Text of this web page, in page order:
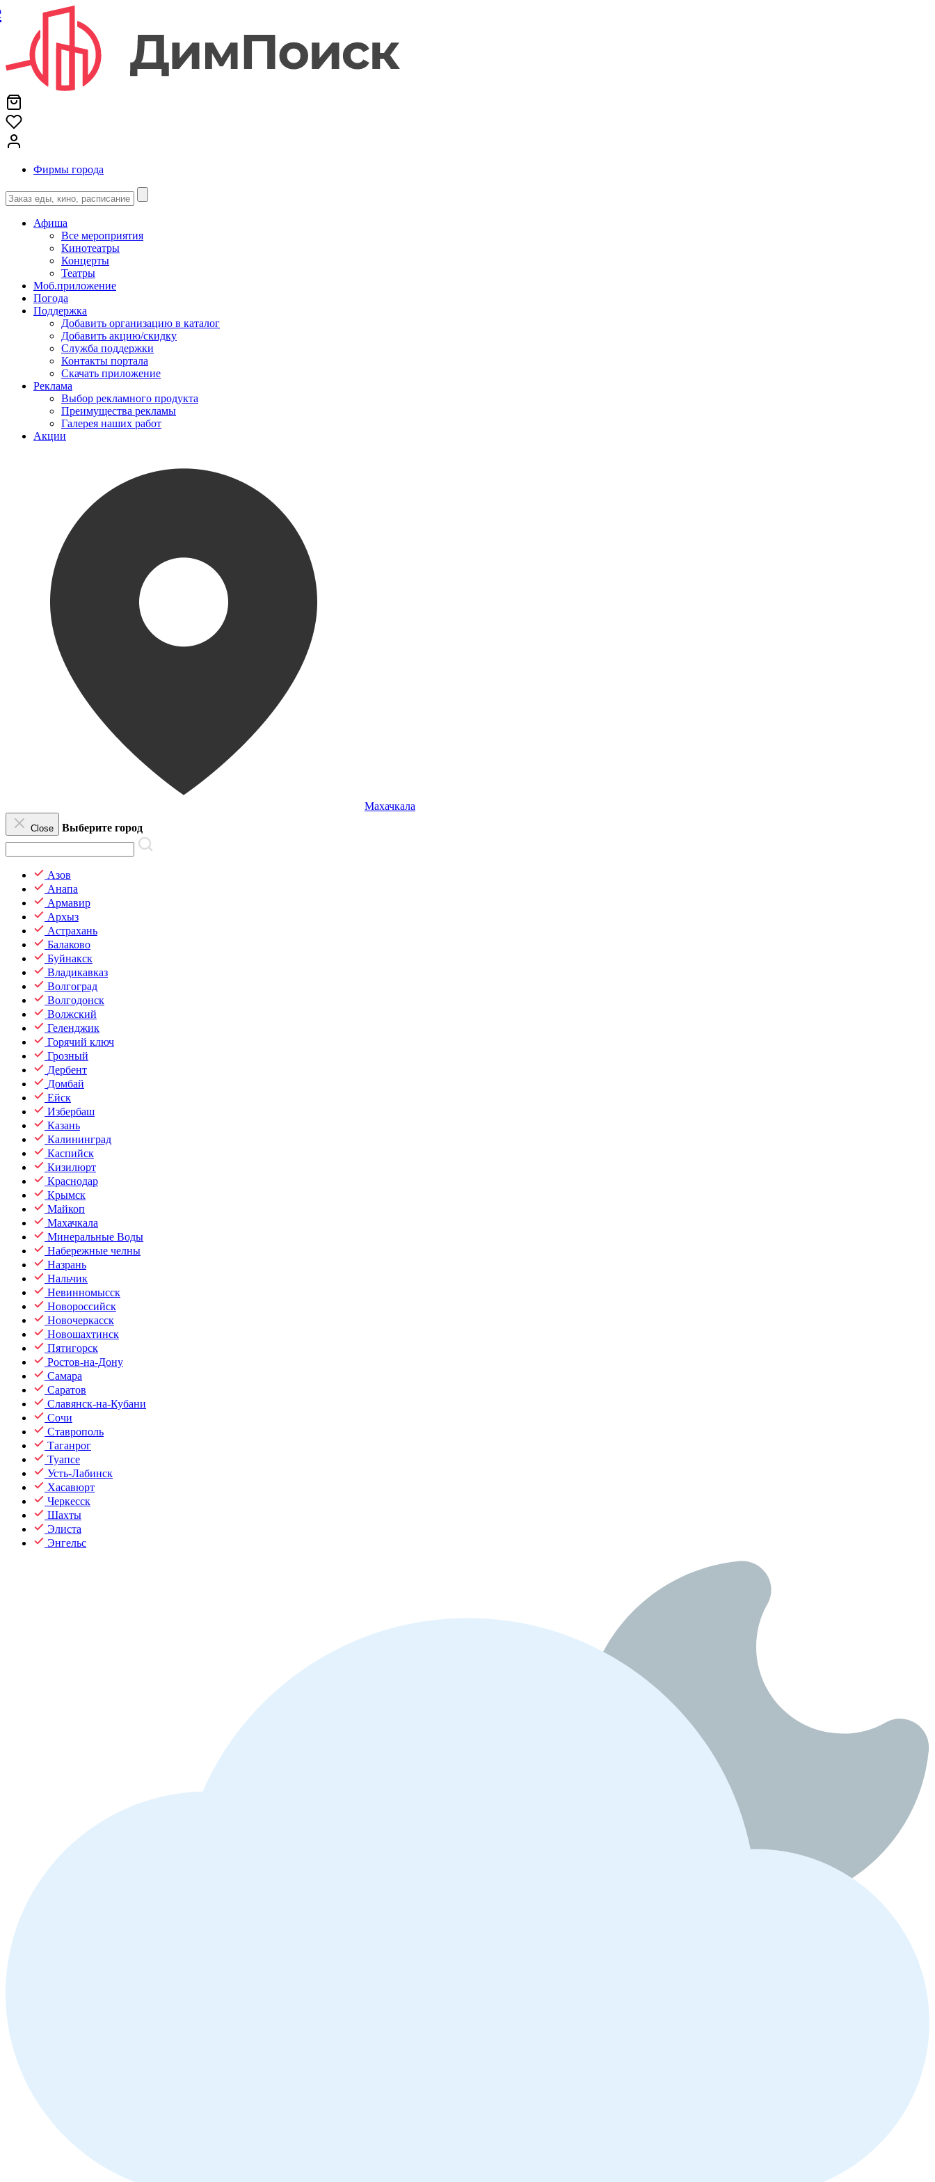
Фирмы города
Афиша
Все мероприятия
Кинотеатры
Концерты
Театры
Моб.приложение
Погода
Поддержка
Добавить организацию в каталог
Добавить акцию/скидку
Служба поддержки
Контакты портала
Скачать приложение
Реклама
Выбор рекламного продукта
Преимущества рекламы
Галерея наших работ
Акции
Махачкала
Close Выберите город
Азов
Анапа
Армавир
Архыз
Астрахань
Балаково
Буйнакск
Владикавказ
Волгоград
Волгодонск
Волжский
Геленджик
Горячий ключ
Грозный
Дербент
Домбай
Ейск
Избербаш
Казань
Калининград
Каспийск
Кизилюрт
Краснодар
Крымск
Майкоп
Махачкала
Минеральные Воды
Набережные челны
Назрань
Нальчик
Невинномысск
Новороссийск
Новочеркасск
Новошахтинск
Пятигорск
Ростов-на-Дону
Самара
Саратов
Славянск-на-Кубани
Сочи
Ставрополь
Таганрог
Туапсе
Усть-Лабинск
Хасавюрт
Черкесск
Шахты
Элиста
Энгельс